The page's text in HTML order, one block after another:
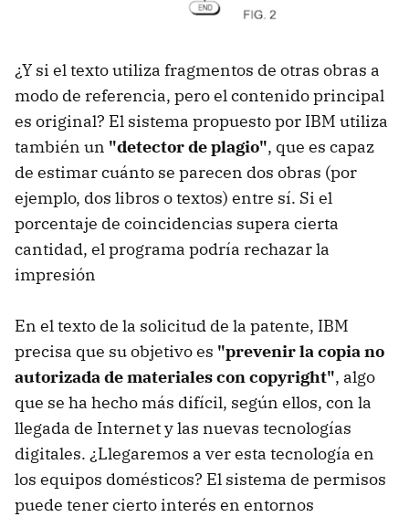
¿Y si el texto utiliza fragmentos de otras obras a
modo de referencia, pero el contenido principal
es original? El sistema propuesto por IBM utiliza
también un "detector de plagio", que es capaz
de estimar cuánto se parecen dos obras (por
ejemplo, dos libros o textos) entre sí. Si el
porcentaje de coincidencias supera cierta
cantidad, el programa podría rechazar la
impresión
En el texto de la solicitud de la patente, IBM
precisa que su objetivo es "prevenir la copia no
autorizada de materiales con copyright", algo
que se ha hecho más difícil, según ellos, con la
llegada de Internet y las nuevas tecnologías
digitales. ¿Llegaremos a ver esta tecnología en
los equipos domésticos? El sistema de permisos
puede tener cierto interés en entornos